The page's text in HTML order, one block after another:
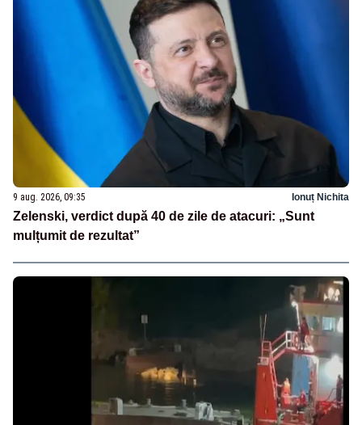
9 aug. 2026, 09:35 Ionuț Nichita
Zelenski, verdict după 40 de zile de atacuri: „Sunt
mulțumit de rezultat”